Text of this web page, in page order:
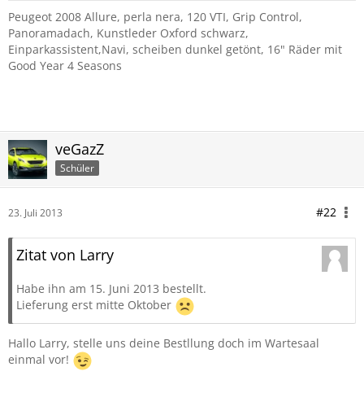
Peugeot 2008 Allure, perla nera, 120 VTI, Grip Control,
Panoramadach, Kunstleder Oxford schwarz,
Einparkassistent,Navi, scheiben dunkel getönt, 16" Räder mit
Good Year 4 Seasons
veGazZ
Schüler
23. Juli 2013 #22
Zitat von Larry
Habe ihn am 15. Juni 2013 bestellt.
Lieferung erst mitte Oktober
Hallo Larry, stelle uns deine Bestllung doch im Wartesaal
einmal vor!